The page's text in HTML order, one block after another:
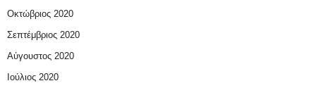
Οκτώβριος 2020
Σεπτέμβριος 2020
Αύγουστος 2020
Ιούλιος 2020